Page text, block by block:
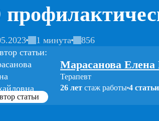
1 минута 856
статьи
Марасанова
Терапевт
26 лет стаж работы 4 статьи